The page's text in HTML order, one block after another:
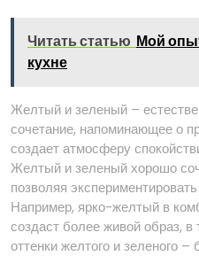
Читать статью Мой
кухне
Желтый и зеленый –
сочетание, напоминающее о
создает атмосферу
Желтый и зеленый хорошо
позволяя
Например, ярко-желтый в
создаст более живой образ,
оттенки желтого и зеленого –